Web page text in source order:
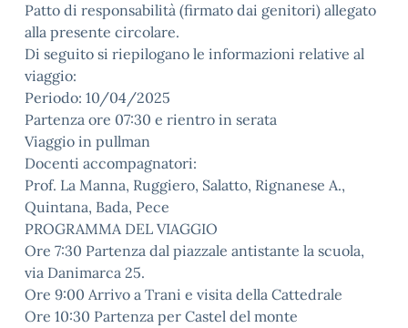
Patto di responsabilità (firmato dai genitori) allegato
alla presente circolare.
Di seguito si riepilogano le informazioni relative al
viaggio:
Periodo: 10/04/2025
Partenza ore 07:30 e rientro in serata
Viaggio in pullman
Docenti accompagnatori:
Prof. La Manna, Ruggiero, Salatto, Rignanese A.,
Quintana, Bada, Pece
PROGRAMMA DEL VIAGGIO
Ore 7:30 Partenza dal piazzale antistante la scuola,
via Danimarca 25.
Ore 9:00 Arrivo a Trani e visita della Cattedrale
Ore 10:30 Partenza per Castel del monte